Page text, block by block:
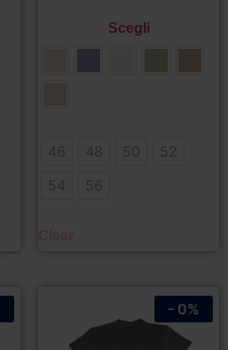
Scegli
46 48 50
52
54
56
- 0%